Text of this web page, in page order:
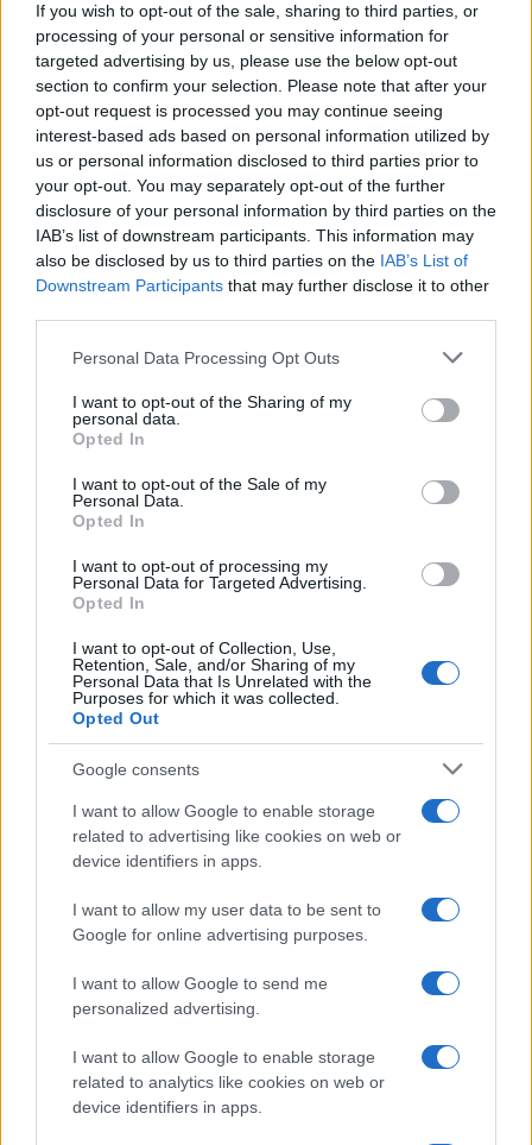
If you wish to opt-out of the sale, sharing to third parties, or
processing of your personal or sensitive information for
targeted advertising by us, please use the below opt-out
section to confirm your selection. Please note that after your
opt-out request is processed you may continue seeing
interest-based ads based on personal information utilized by
us or personal information disclosed to third parties prior to
your opt-out. You may separately opt-out of the further
disclosure of your personal information by third parties on the
IAB’s list of downstream participants. This information may
also be disclosed by us to third parties on the IAB’s List of
Downstream Participants that may further disclose it to other
Please note that this website/app uses one or more Google
not limited to your visit or usage behaviour. You may click to
grant or deny consent to Google and its third-party tags to
use your data for below specified purposes in below Google
consent section.
Personal Data Processing Opt Outs
I want to opt-out of the Sharing of my
personal data.
Opted In
I want to opt-out of the Sale of my
Personal Data.
Opted In
I want to opt-out of processing my
Personal Data for Targeted Advertising.
Opted In
I want to opt-out of Collection, Use,
Retention, Sale, and/or Sharing of my
Personal Data that Is Unrelated with the
Purposes for which it was collected.
Opted Out
Google consents
I want to allow Google to enable storage
related to advertising like cookies on web or
device identifiers in apps.
I want to allow my user data to be sent to
Google for online advertising purposes.
I want to allow Google to send me
personalized advertising.
I want to allow Google to enable storage
related to analytics like cookies on web or
device identifiers in apps.
Entra nel canale telegram di
GalluraOggi.it
Ricevi le nostre ultime news
daGoogle News
F
a
ce
b
o
o
k
T
w
it
te
Pi
n
te
re
W
at
s
p
S
a
re
Articolo precedente
Prossimo articolo
NOTIZIE RECENTI
Controlli rafforzati in Costa Smeralda, 20
arresti e 135 denunce
Tre milioni di euro dalla Provincia Gallura per
nuove aule nelle scuole di Olbia
Incidente sulla provinciale 125, paura tra Olbia e
Arzachena
Incidente sulla strada provinciale ad Arzachena,
un ferito
Sangue, musica e solidarietà con Avis Olbia al
Delta Center